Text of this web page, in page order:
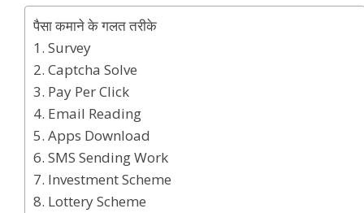
पैसा कमाने के गलत तरीके
1. Survey
2. Captcha Solve
3. Pay Per Click
4. Email Reading
5. Apps Download
6. SMS Sending Work
7. Investment Scheme
8. Lottery Scheme